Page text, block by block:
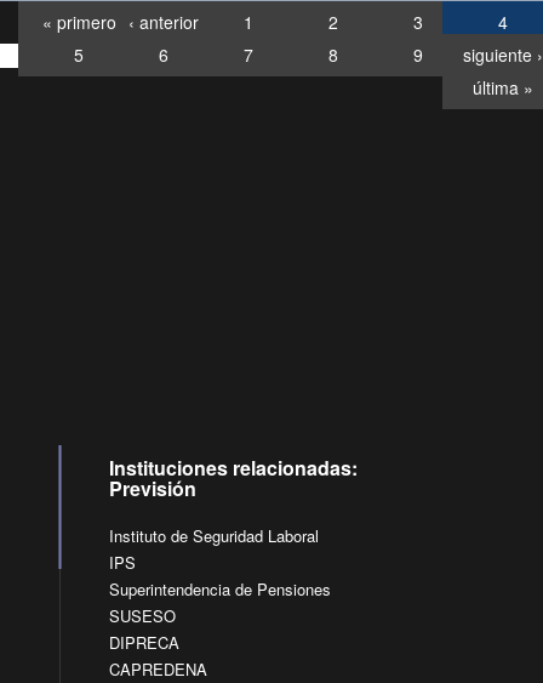
« primero ‹ anterior 1 2 3
4
5
6 7 8 9
siguiente ›
última »
Instituciones relacionadas:
Previsión
Instituto de Seguridad Laboral
IPS
Superintendencia de Pensiones
SUSESO
DIPRECA
CAPREDENA